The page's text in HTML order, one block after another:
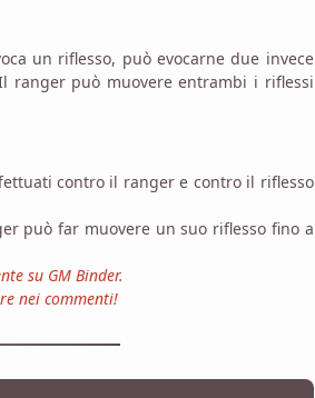
un riflesso, può evocarne due invece
ranger può muovere entrambi i riflessi
contro il ranger e contro il riflesso
può far muovere un suo riflesso fino a
su GM Binder.
nei commenti!